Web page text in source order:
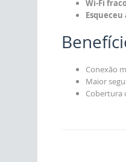
Wi-Fi
Esqueceu
Conexão
Maior
Cobertura